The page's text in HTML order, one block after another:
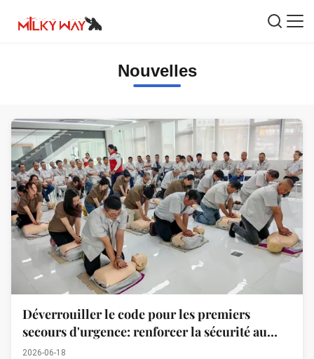
Nouvelles
Déverrouiller le code pour les premiers
secours d'urgence: renforcer la sécurité au
travail (Jiangsu Milky Way Steel Poles Co.,
2026-06-18